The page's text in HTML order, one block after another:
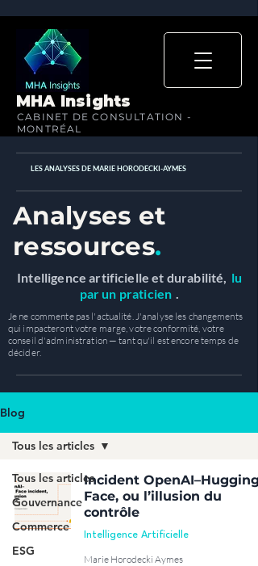
MHA Insights
CABINET DE CONSULTATION -
MONTRÉAL
LES ANALYSES DE MARIE HORODECKI-AYMES
Analyses et
ressources.
Intelligence artificielle et durabilité, lu
par un praticien .
Je ne commente pas l'actualité. J'analyse les changements
qui impacteront votre marge, votre conformité, votre
conseil d'administration — tant qu'il est encore temps de
décider.
Blog
Tous les articles
Gouvernance
Commerce
ESG
Tous les articles
Incident OpenAI–Hugging
Face, ou l’illusion du
contrôle
Intelligence Artificielle
Marie Horodecki Aymes